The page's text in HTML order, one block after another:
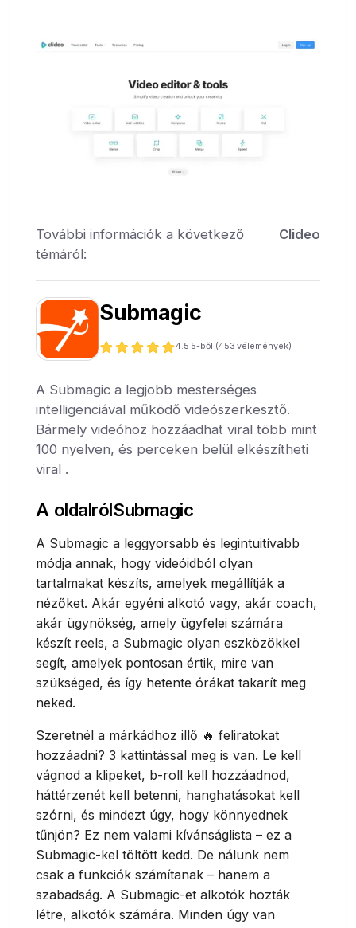
További információk a következő
témáról:
Clideo
Submagic
4.5 5-ből (453 vélemények)
A Submagic a legjobb mesterséges
intelligenciával működő videószerkesztő.
Bármely videóhoz hozzáadhat viral több mint
100 nyelven, és perceken belül elkészítheti
viral .
A oldalrólSubmagic
A Submagic a leggyorsabb és legintuitívabb
módja annak, hogy videóidból olyan
tartalmakat készíts, amelyek megállítják a
nézőket. Akár egyéni alkotó vagy, akár coach,
akár ügynökség, amely ügyfelei számára
készít reels, a Submagic olyan eszközökkel
segít, amelyek pontosan értik, mire van
szükséged, és így hetente órákat takarít meg
neked.
Szeretnél a márkádhoz illő 🔥 feliratokat
hozzáadni? 3 kattintással meg is van. Le kell
vágnod a klipeket, b-roll kell hozzáadnod,
háttérzenét kell betenni, hanghatásokat kell
szórni, és mindezt úgy, hogy könnyednek
tűnjön? Ez nem valami kívánságlista – ez a
Submagic-kel töltött kedd. De nálunk nem
csak a funkciók számítanak – hanem a
szabadság. A Submagic-et alkotók hozták
létre, alkotók számára. Minden úgy van